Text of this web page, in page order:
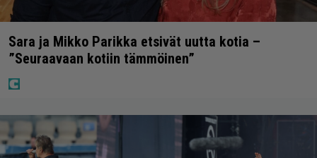
Sara ja Mikko Parikka etsivät uutta kotia –
”Seuraavaan kotiin tämmöinen”